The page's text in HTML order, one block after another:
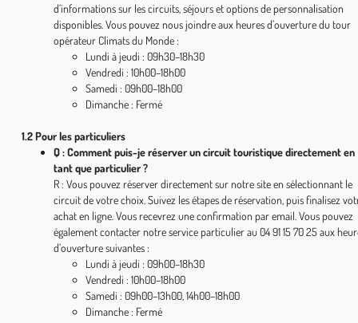
d’informations sur les circuits, séjours et options de personnalisation
disponibles. Vous pouvez nous joindre aux heures d’ouverture du tour
opérateur Climats du Monde :
Lundi à jeudi : 09h30–18h30
Vendredi : 10h00–18h00
Samedi : 09h00–18h00
Dimanche : Fermé
1.2 Pour les particuliers
Q : Comment puis-je réserver un circuit touristique directement en
tant que particulier ?
R : Vous pouvez réserver directement sur notre site en sélectionnant le
circuit de votre choix. Suivez les étapes de réservation, puis finalisez
achat en ligne. Vous recevrez une confirmation par email. Vous pouvez
également contacter notre service particulier au 04 91 15 70 25 aux
d’ouverture suivantes :
Lundi à jeudi : 09h00–18h30
Vendredi : 10h00–18h00
Samedi : 09h00–13h00, 14h00–18h00
Dimanche : Fermé